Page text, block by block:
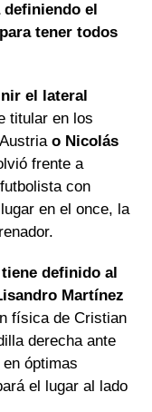
definiendo el
tener todos
el lateral
titular en los
o Nicolás
frente a
con
en el once, la
definido al
Martínez
física de Cristian
derecha ante
óptimas
el lugar al lado